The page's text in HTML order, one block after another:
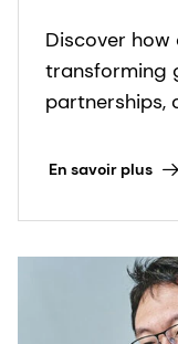
Discover
transforming
partnerships,
deficiencies.
En savoir plus